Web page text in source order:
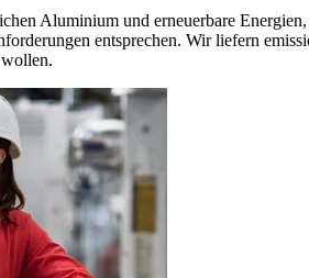
Aluminium und erneuerbare
entsprechen. Wir liefern